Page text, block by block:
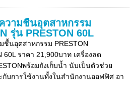
วามชื้นอุตสาหกรรม
รุ่น PRESTON 60L
ชื้นอุตสาหกรรม PRESTON
60L ราคา 21,900บาท เครื่องลด
พร้อมถังเก็บน้ำ นับเป็นตัวช่วย
กับการใช้งานทั้งในสำนักงานออฟฟิศ อา